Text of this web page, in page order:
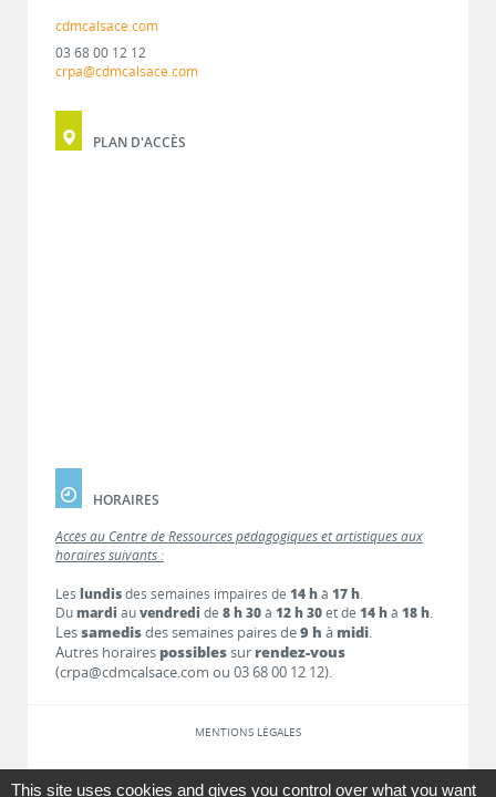
cdmcalsace.com
03 68 00 12 12
crpa@cdmcalsace.com
PLAN D'ACCÈS
HORAIRES
Accès au Centre de Ressources pédagogiques et artistiques aux
horaires suivants :
Les lundisdes semaines impaires de 14 hà 17 h.
Dumardi auvendredi de 8 h 30à 12 h 30et de 14 hà 18 h.
Lessamedisdes semaines paires de9 h à midi.
Autres horaires possiblessur rendez-vous
(crpa@cdmcalsace.com ou 03 68 00 12 12).
MENTIONS LÉGALES
LIENS
This site uses cookies and gives you control over what you want